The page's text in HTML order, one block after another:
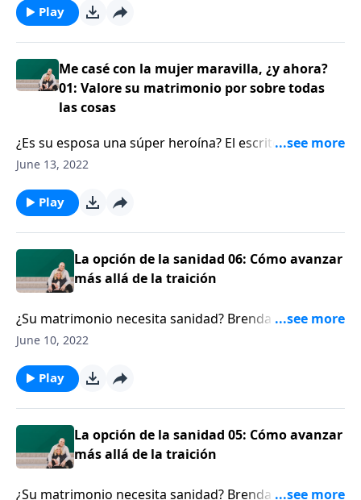
comparte un principio indispensable que todo
esposo debe saber, para poder amar y liderar a esta
Play
Me casé con la mujer maravilla, ¿y ahora?
01: Valore su matrimonio por sobre todas
las cosas
¿Es su esposa una súper heroína? El escritor Jess
MacCallum enfrenta varios desafíos por estar casado
comparte un principio indispensable que todo
esposo debe saber, para poder amar y liderar a esta
June 13, 2022
Play
La opción de la sanidad 06: Cómo avanzar
más allá de la traición
¿Su matrimonio necesita sanidad? Brenda Stoeker y
Susan Allen fueron más allá de la indiscreción sexual
perdón de Dios, hoy en día enseñan a las esposas
cómo sus matrimonios también pueden recibir
mandato de Dios de perdonar.
June 10, 2022
Play
La opción de la sanidad 05: Cómo avanzar
más allá de la traición
¿Su matrimonio necesita sanidad? Brenda Stoeker y